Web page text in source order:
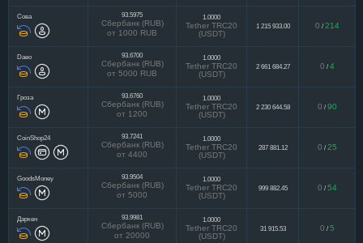
Сова 93.5975
Сбербанк (RUB)
от 1000 RUB
1.0000
Tether TRC20
(USDT)
1 215 933.00 0 / 214
Daeo 93.6700
Сбербанк (RUB)
от 5000 RUB
1.0000
Tether TRC20
(USDT)
2 661 684.27 0 / 4
Гроза 93.6760
Сбербанк (RUB)
от 1200
1.0000
Tether TRC20
(USDT)
2 230 644.58 0 / 90
CoinShop24 93.7241
Сбербанк (RUB)
от 4400
1.0000
Tether TRC20
(USDT)
287 881.12 0 / 25
GoodsMoney 93.9504
Сбербанк (RUB)
от 5000
1.0000
Tether TRC20
(USDT)
999 882.45 0 / 54
Даркен 93.9981
Сбербанк (RUB)
от 20000
1.0000
Tether TRC20
(USDT)
31 915.53 0 / 5